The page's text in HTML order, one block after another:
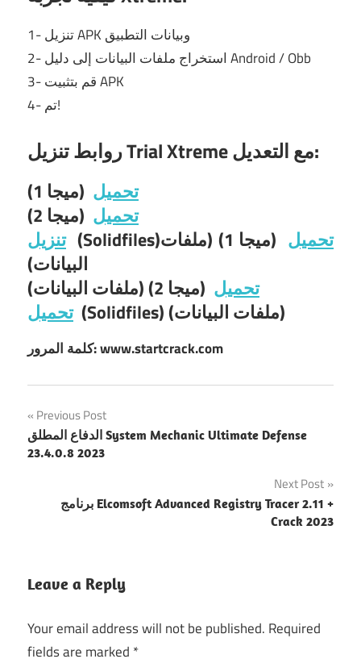
1- تنزيل APK وبيانات التطبيق
2- استخراج ملفات البيانات إلى دليل Android / Obb
3- قم بتثبيت APK
4- تم!
روابط تنزيل Trial Xtreme مع التعديل:
تحميل (ميجا 1)
تحميل (ميجا 2)
تنزيل(Solidfiles) تحميل
(ميجا 1) (ملفات
البيانات)
تحميل (ميجا 2) (ملفات البيانات)
تحميل
(Solidfiles) (ملفات البيانات)
كلمة المرور: www.startcrack.com
Post
navigation
Previous Post
الدفاع المطلق System Mechanic Ultimate Defense
23.4.0.8 2023
Next Post
برنامج Elcomsoft Advanced Registry Tracer 2.11 +
Crack 2023
Leave a Reply
Your email address will not be published. Required
fields are marked *